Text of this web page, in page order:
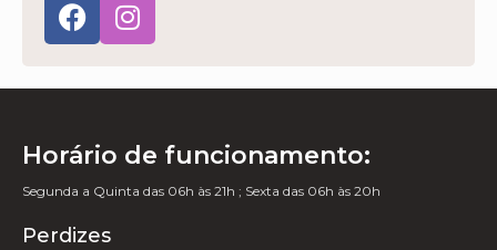
Horário de funcionamento:
Segunda a Quinta das 06h às 21h ; Sexta das 06h às 20h
Perdizes